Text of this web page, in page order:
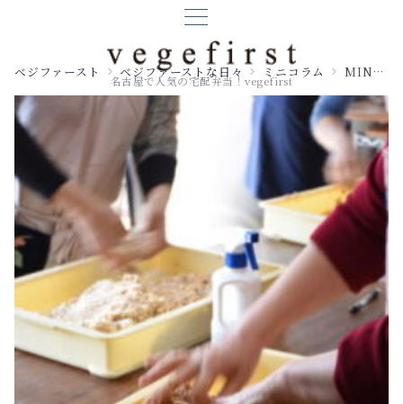
名古屋で人気の宅配弁当！vegefirst
ベジファースト ベジファーストな日々 ミニコラム MINI COLUMN ご報告